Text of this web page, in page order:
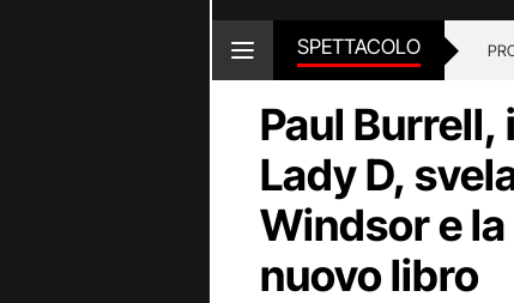
SPETTACOLO
Paul
Lady D,
Windsor e
nuovo libro